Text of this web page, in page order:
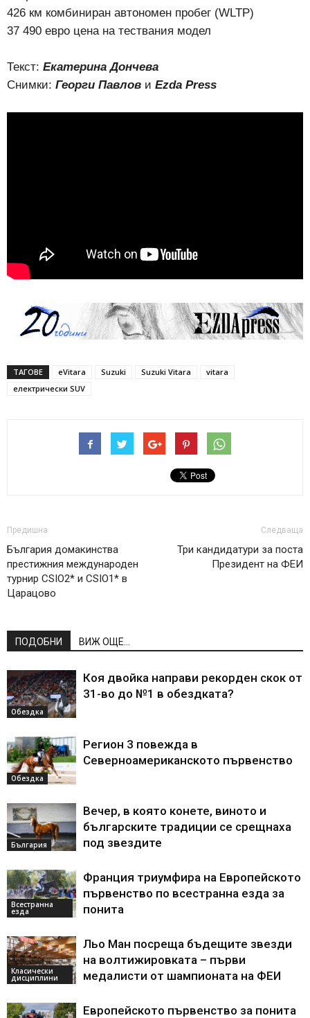
426 км комбиниран автономен пробег (WLTP)
37 490 евро цена на тествания модел
Текст: Екатерина Дончева
Снимки: Георги Павлов и Ezda Press
ТАГОВЕ eVitara Suzuki Suzuki Vitara
vitara
електрически SUV
Предишна
България домакинства
престижния международен
турнир CSIO2* и CSIO1* в
Царацово
Следваща
Три кандидатури за поста
Президент на ФЕИ
ПОДОБНИ ВИЖ ОЩЕ...
Обездка
Коя двойка направи рекорден скок от
31-во до №1 в обездката?
Обездка
Регион 3 повежда в
Северноамериканското първенство
България
Вечер, в която конете, виното и
българските традиции се срещнаха
под звездите
Всестранна
езда
Франция триумфира на Европейското
първенство по всестранна езда за
понита
Класически
дисциплини
Льо Ман посреща бъдещите звезди
на волтижировката – първи
медалисти от шампионата на ФЕИ
Европейското първенство за понита